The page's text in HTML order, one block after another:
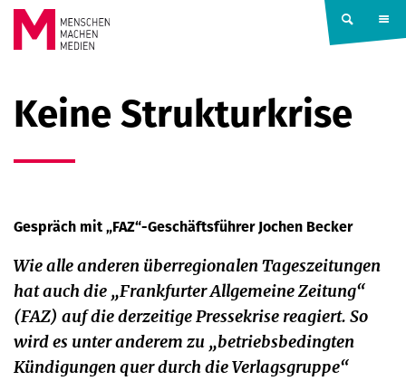
Springe zum Inhalt
MACHEN
MEDIEN
Keine Strukturkrise
Gespräch mit „FAZ“-Geschäftsführer Jochen Becker
Wie alle anderen überregionalen Tageszeitungen
hat auch die „Frankfurter Allgemeine Zeitung“
(FAZ) auf die derzeitige Pressekrise reagiert. So
wird es unter anderem zu „betriebsbedingten
Kündigungen quer durch die Verlagsgruppe“